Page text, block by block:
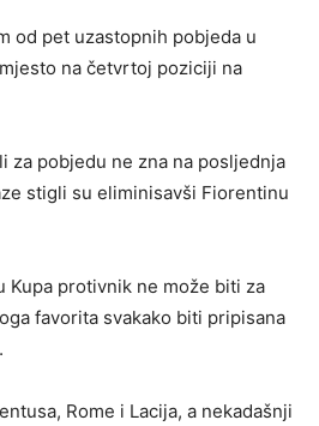
od pet uzastopnih pobjeda u
na četvrtoj poziciji na
za pobjedu ne zna na posljednja
stigli su eliminisavši Fiorentinu
Kupa protivnik ne može biti za
favorita svakako biti pripisana
Rome i Lacija, a nekadašnji